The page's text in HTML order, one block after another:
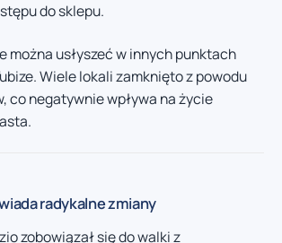
do sklepu.
można usłyszeć w innych punktach
Wiele lokali zamknięto z powodu
co negatywnie wpływa na życie
radykalne zmiany
zobowiązał się do walki z